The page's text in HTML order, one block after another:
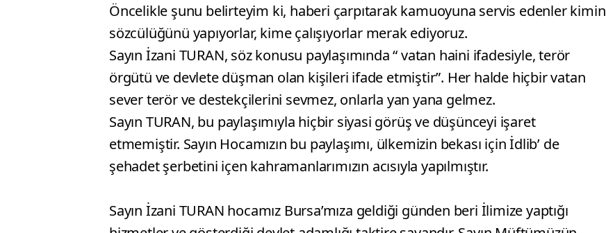
Öncelikle şunu belirteyim ki, haberi çarpıtarak kamuoyuna servis edenler kimin
sözcülüğünü yapıyorlar, kime çalışıyorlar merak ediyoruz.
Sayın İzani TURAN, söz konusu paylaşımında “ vatan haini ifadesiyle, terör
örgütü ve devlete düşman olan kişileri ifade etmiştir”. Her halde hiçbir vatan
sever terör ve destekçilerini sevmez, onlarla yan yana gelmez.
Sayın TURAN, bu paylaşımıyla hiçbir siyasi görüş ve düşünceyi işaret
etmemiştir. Sayın Hocamızın bu paylaşımı, ülkemizin bekası için İdlib’ de
şehadet şerbetini içen kahramanlarımızın acısıyla yapılmıştır.
Sayın İzani TURAN hocamız Bursa’mıza geldiği günden beri İlimize yaptığı